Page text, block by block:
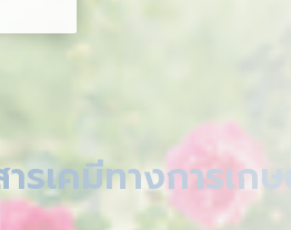
เคมีทางการเก